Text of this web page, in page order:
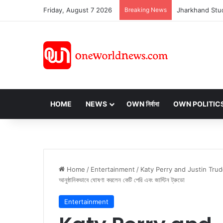
Friday, August 7 2026 Breaking News
HOME NEWS OWN নির্বাবা OWN
Home / Entertainment / Katy Perry and Justin Trudeau:
আনুষ্ঠানিকভাবে ঘোষণা করলেন কেটি পেরি এবং জাস্টিন ট্রুডো
Entertainment